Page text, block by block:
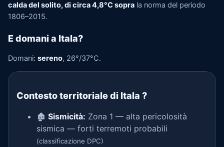
calda del solito, di circa 4,8°C sopra la norma del periodo
1806–2015.
E domani a Itala?
Domani: sereno, 26°/37°C.
Contesto territoriale di Itala ?
🏚️ Sismicità: Zona 1 — alta pericolosità
sismica — forti terremoti probabili
(classificazione DPC)